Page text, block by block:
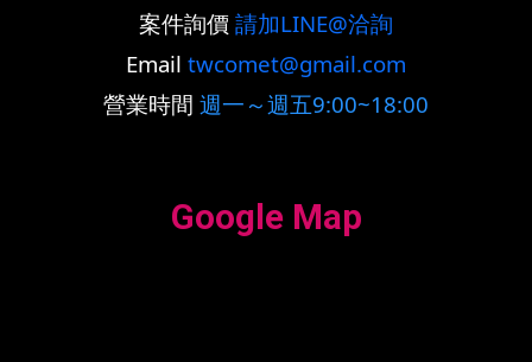
案件詢價 請加LINE@洽詢
Email twcomet@gmail.com
營業時間 週一～週五9:00~18:00
Google Map